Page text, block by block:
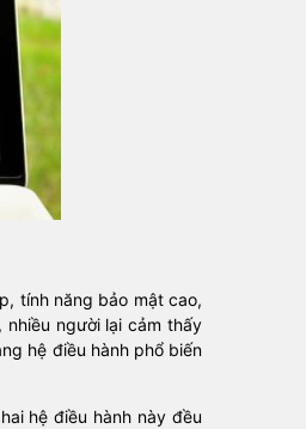
tính năng bảo mật cao,
người lại cảm thấy
hệ điều hành phổ biến
hệ điều hành này đều